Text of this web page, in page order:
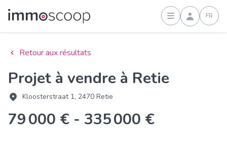
Connexion
FR
Retour aux résultats
Projet à vendre à Retie
Kloosterstraat 1, 2470 Retie
79 000 € - 335 000 €